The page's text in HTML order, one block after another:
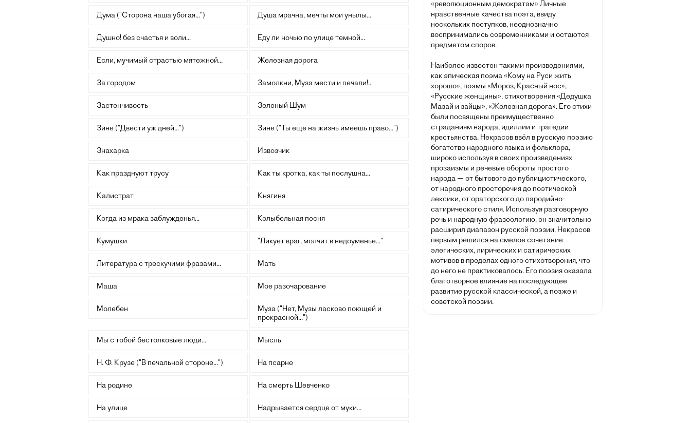
«революционным демократам» Личные
нравственные качества поэта, ввиду
нескольких поступков, неоднозначно
воспринимались современниками и остаются
предметом споров.
Наиболее известен такими произведениями,
как эпическая поэма «Кому на Руси жить
хорошо», поэмы «Мороз, Красный нос»,
«Русские женщины», стихотворения «Дедушка
Мазай и зайцы», «Железная дорога». Его стихи
были посвящены преимущественно
страданиям народа, идиллии и трагедии
крестьянства. Некрасов ввёл в русскую поэзию
богатство народного языка и фольклора,
широко используя в своих произведениях
прозаизмы и речевые обороты простого
народа — от бытового до публицистического,
от народного просторечия до поэтической
лексики, от ораторского до пародийно-
сатирического стиля. Используя разговорную
речь и народную фразеологию, он значительно
расширил диапазон русской поэзии. Некрасов
первым решился на смелое сочетание
элегических, лирических и сатирических
мотивов в пределах одного стихотворения, что
до него не практиковалось. Его поэзия оказала
благотворное влияние на последующее
развитие русской классической, а позже и
советской поэзии.
Дума ("Сторона наша убогая...") Душа мрачна, мечты мои унылы...
Душно! без счастья и воли... Еду ли ночью по улице темной...
Если, мучимый страстью мятежной... Железная дорога
За городом Замолкни, Муза мести и печали!..
Застенчивость Зеленый Шум
Зине ("Двести уж дней...") Зине ("Ты еще на жизнь имеешь право...")
Знахарка Извозчик
Как празднуют трусу Как ты кротка, как ты послушна...
Калистрат Княгиня
Когда из мрака заблужденья... Колыбельная песня
Кумушки "Ликует враг, молчит в недоуменье..."
Литература с трескучими фразами... Мать
Маша Мое разочарование
Молебен
Муза ("Нет, Музы ласково поющей и
прекрасной...")
Мы с тобой бестолковые люди... Мысль
Н. Ф. Крузе ("В печальной стороне...") На псарне
На родине На смерть Шевченко
На улице Надрывается сердце от муки...